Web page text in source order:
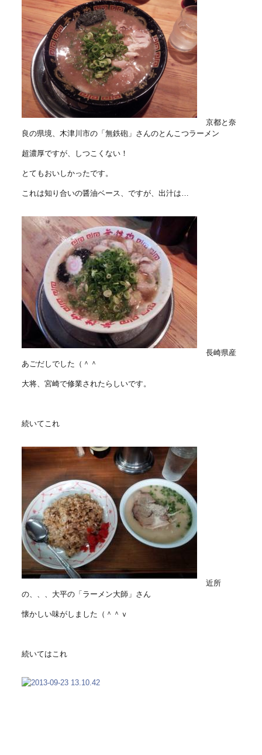
京都と奈
良の県境、木津川市の「無鉄砲」さんのとんこつラーメン
超濃厚ですが、しつこくない！
とてもおいしかったです。
これは知り合いの醤油ベース、ですが、出汁は…
長崎県産
あごだしでした（＾＾
大将、宮崎で修業されたらしいです。
続いてこれ
近所
の、、、大平の「ラーメン大師」さん
懐かしい味がしました（＾＾ｖ
続いてはこれ